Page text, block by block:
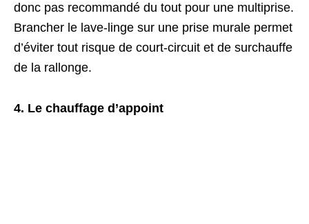
donc pas recommandé du tout pour une multiprise.
Brancher le lave-linge sur une prise murale permet
d’éviter tout risque de court-circuit et de surchauffe
de la rallonge.
4. Le chauffage d’appoint